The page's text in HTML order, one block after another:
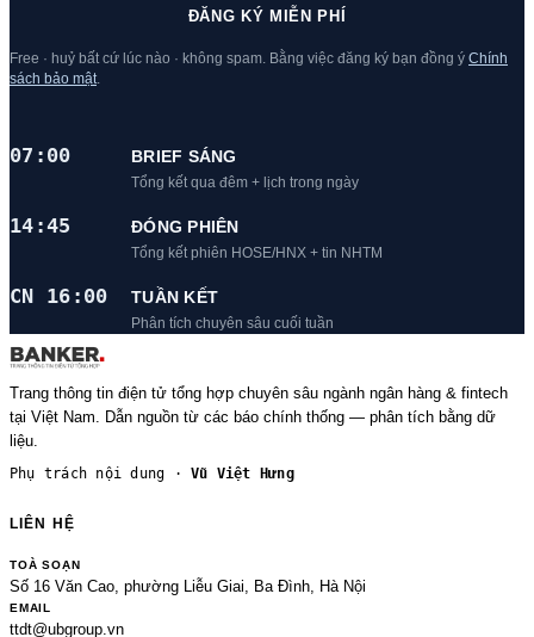
ĐĂNG KÝ MIỄN PHÍ
Free · huỷ bất cứ lúc nào · không spam. Bằng việc đăng ký bạn đồng ý Chính
sách bảo mật.
07:00 BRIEF SÁNG
Tổng kết qua đêm + lịch trong ngày
14:45 ĐÓNG PHIÊN
Tổng kết phiên HOSE/HNX + tin NHTM
CN 16:00 TUẦN KẾT
Phân tích chuyên sâu cuối tuần
Trang thông tin điện tử tổng hợp chuyên sâu ngành ngân hàng & fintech
tại Việt Nam. Dẫn nguồn từ các báo chính thống — phân tích bằng dữ
liệu.
Phụ trách nội dung ·Vũ Việt Hưng
LIÊN HỆ
TOÀ SOẠN
Số 16 Văn Cao, phường Liễu Giai, Ba Đình, Hà Nội
EMAIL
ttdt@ubgroup.vn